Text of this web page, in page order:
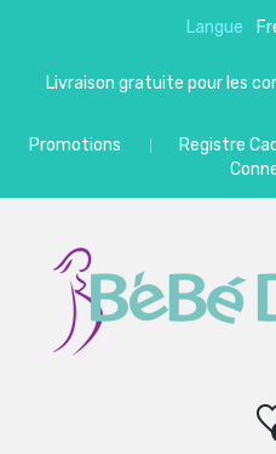
Langue
Livraison gratuite pour les
Promotions Registre